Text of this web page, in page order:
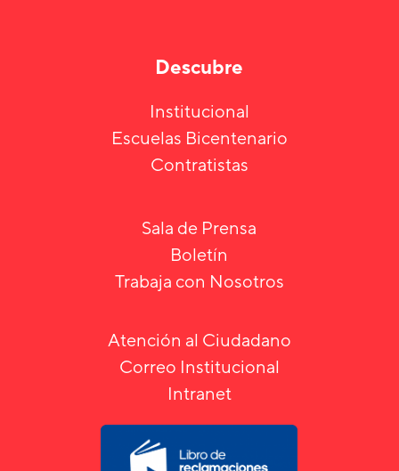
Descubre
Institucional
Escuelas Bicentenario
Contratistas
Sala de Prensa
Boletín
Trabaja con Nosotros
Atención al Ciudadano
Correo Institucional
Intranet